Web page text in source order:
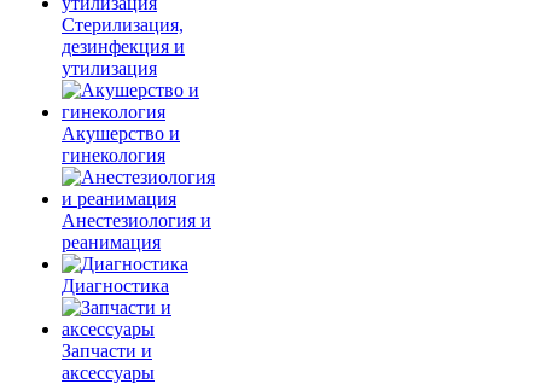
Стерилизация,
дезинфекция и
утилизация
Акушерство и
гинекология
Анестезиология и
реанимация
Диагностика
Запчасти и
аксессуары